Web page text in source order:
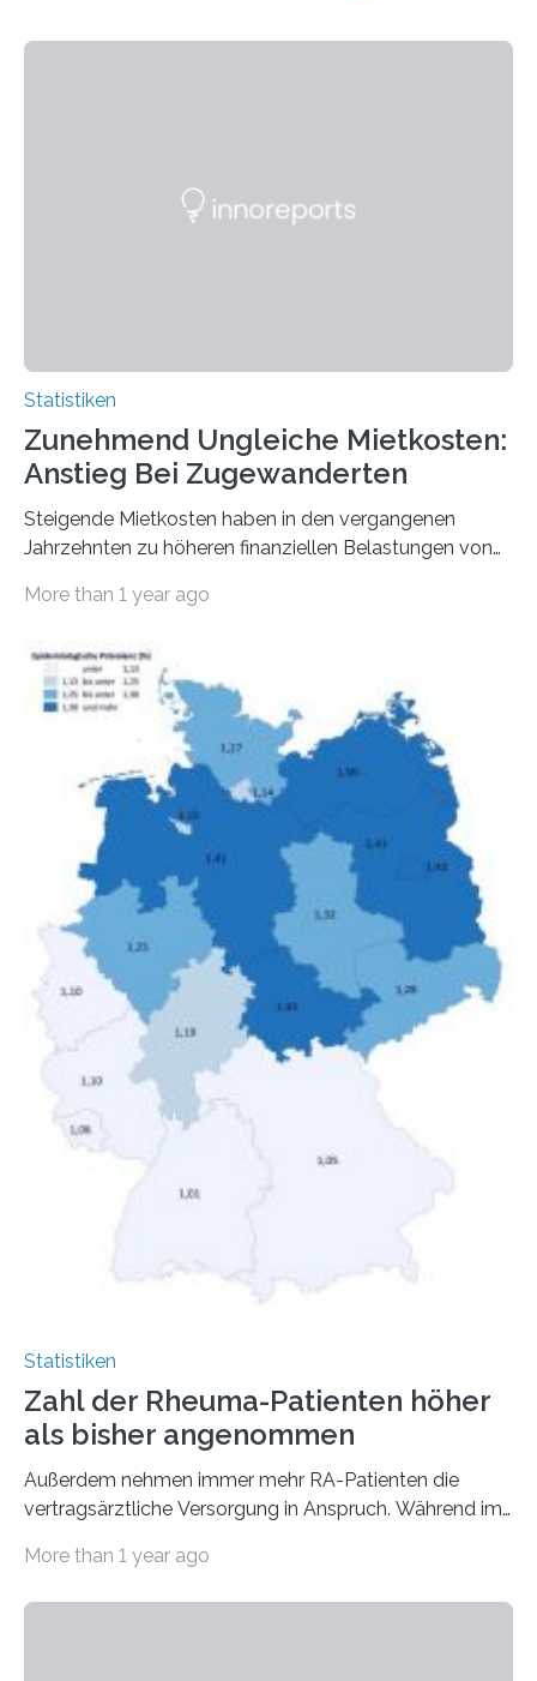
Statistiken
Zunehmend Ungleiche Mietkosten:
Anstieg Bei Zugewanderten
Steigende Mietkosten haben in den vergangenen
Jahrzehnten zu höheren finanziellen Belastungen von
Bundesinstitut für Bevölkerungsforschung (BiB)
gesamten Einkommen zwischen 1990 und 2020 für
unterschiedliche Einkommensgruppen sowie für in
Deutschland geborene Menschen und Zugewanderte
verändert hat. Das Ergebnis: Während Personen mit
hohen Einkommen (oberstes Quintil der Verteilung der
Nettoäquivalenzeinkommen) nur einen moderaten
Anstieg des Mietanteils am Gesamteinkommen
hinnehmen mussten, nahm die Belastung bei
Menschen mit…
More than 1 year ago
Statistiken
Zahl der Rheuma-Patienten höher
als bisher angenommen
Außerdem nehmen immer mehr RA-Patienten die
vertragsärztliche Versorgung in Anspruch. Während im
More than 1 year ago